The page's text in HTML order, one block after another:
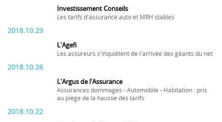
Investissement Conseils
Les tarifs d'assurance auto et MRH stables
2018.10.29
L'Agefi
Les assureurs s'inquiètent de l'arrivée des géants du net
2018.10.26
L'Argus de l'Assurance
Assurances dommages - Automobile - Habitation : pris
au piège de la hausse des tarifs
2018.10.22